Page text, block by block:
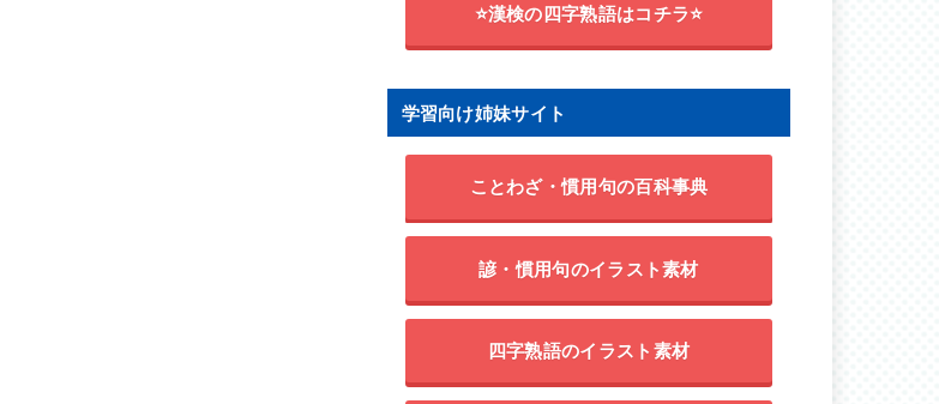
⭐漢検の四字熟語はコチラ⭐
学習向け姉妹サイト
ことわざ・慣用句の百科事典
諺・慣用句のイラスト素材
四字熟語のイラスト素材